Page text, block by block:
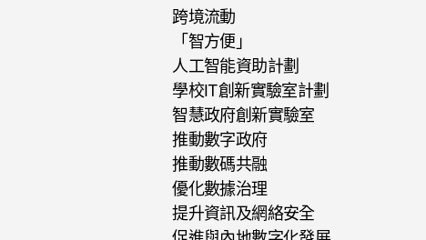
跨境流動
「智方便」
人工智能資助計劃
學校IT創新實驗室計劃
智慧政府創新實驗室
推動數字政府
推動數碼共融
優化數據治理
提升資訊及網絡安全